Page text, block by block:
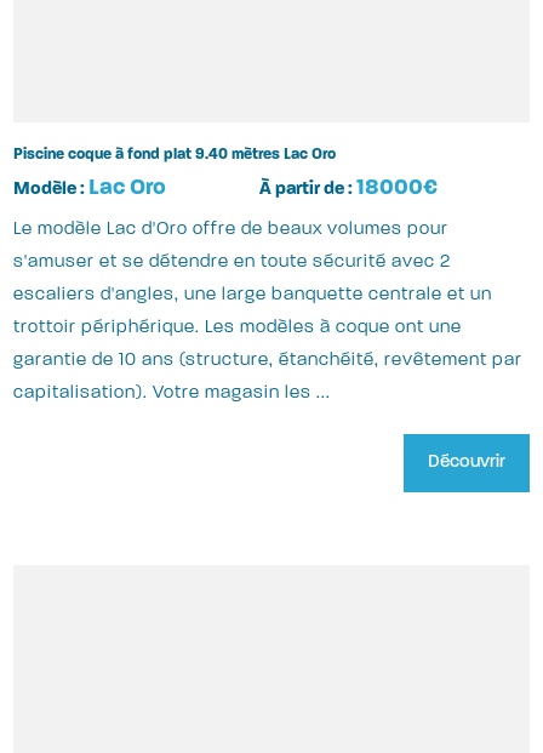
Piscine coque à fond plat 9.40 mètres Lac Oro
Modèle : Lac Oro À partir de : 18000€
Le modèle Lac d'Oro offre de beaux volumes pour
s'amuser et se détendre en toute sécurité avec 2
escaliers d'angles, une large banquette centrale et un
trottoir périphérique. Les modèles à coque ont une
garantie de 10 ans (structure, étanchéité, revêtement par
capitalisation). Votre magasin les ...
Découvrir